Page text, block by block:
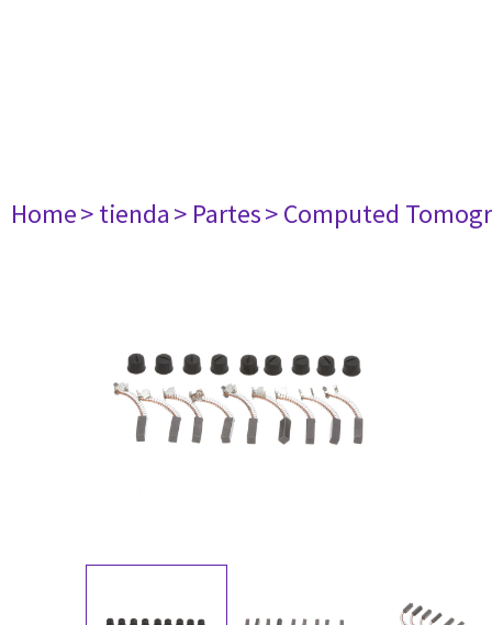
Home> tienda> Partes> Computed